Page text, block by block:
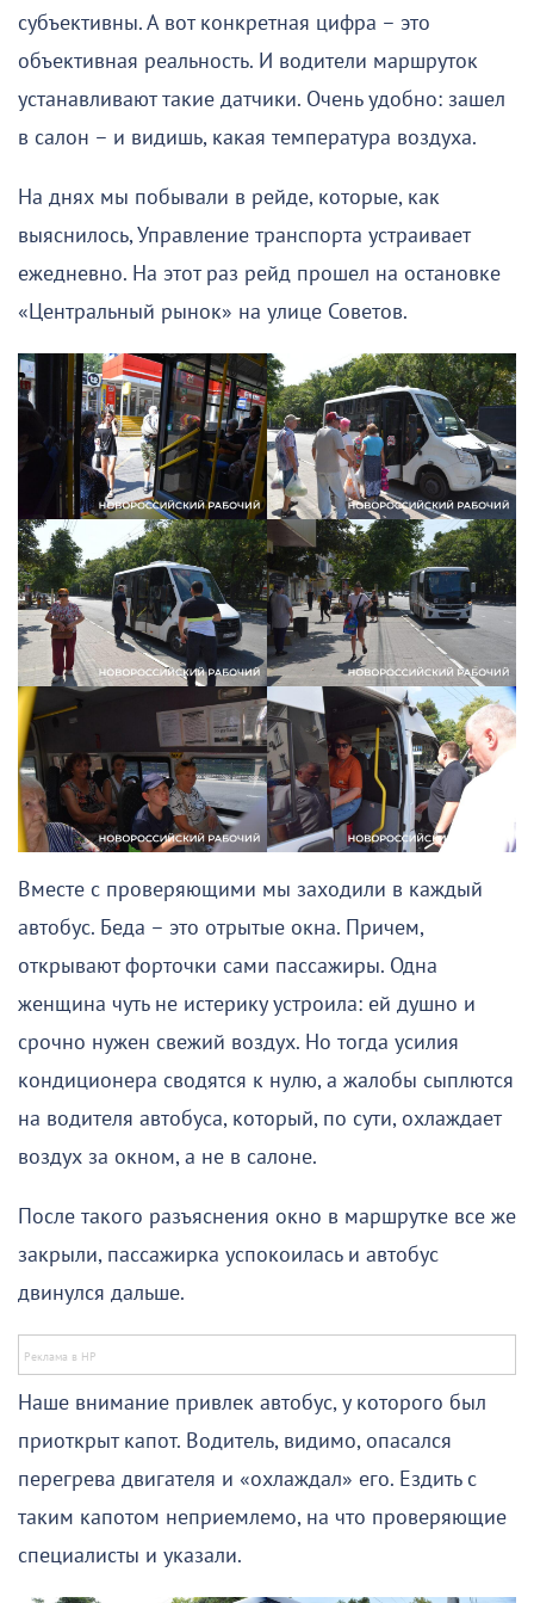
субъективны. А вот конкретная цифра – это
объективная реальность. И водители маршруток
устанавливают такие датчики. Очень удобно: зашел
в салон – и видишь, какая температура воздуха.
На днях мы побывали в рейде, которые, как
выяснилось, Управление транспорта устраивает
ежедневно. На этот раз рейд прошел на остановке
«Центральный рынок» на улице Советов.
Вместе с проверяющими мы заходили в каждый
автобус. Беда – это отрытые окна. Причем,
открывают форточки сами пассажиры. Одна
женщина чуть не истерику устроила: ей душно и
срочно нужен свежий воздух. Но тогда усилия
кондиционера сводятся к нулю, а жалобы сыплются
на водителя автобуса, который, по сути, охлаждает
воздух за окном, а не в салоне.
После такого разъяснения окно в маршрутке все же
закрыли, пассажирка успокоилась и автобус
двинулся дальше.
Наше внимание привлек автобус, у которого был
приоткрыт капот. Водитель, видимо, опасался
перегрева двигателя и «охлаждал» его. Ездить с
таким капотом неприемлемо, на что проверяющие
специалисты и указали.